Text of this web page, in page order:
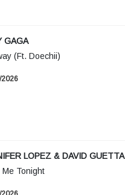
GAGA
(Ft. Doechii)
LOPEZ & DAVID GUETTA
Me Tonight